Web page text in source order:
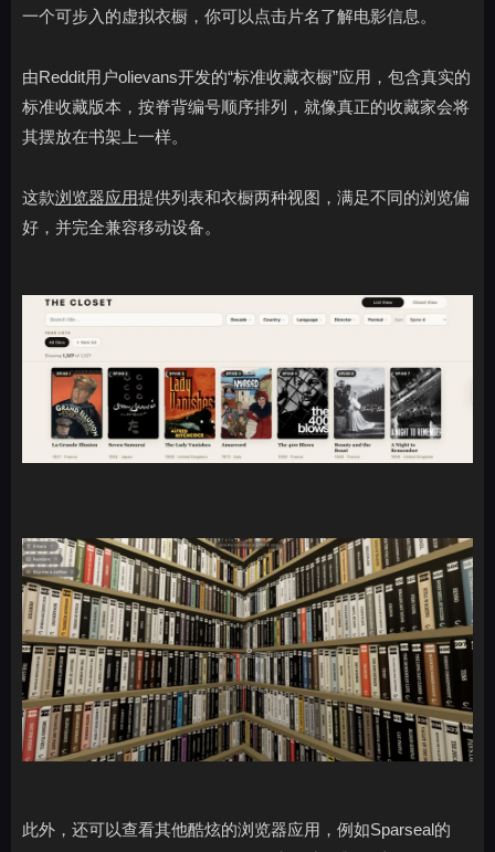
一个可步入的虚拟衣橱，你可以点击片名了解电影信息。
由Reddit用户olievans开发的“标准收藏衣橱”应用，包含真实的
标准收藏版本，按脊背编号顺序排列，就像真正的收藏家会将
其摆放在书架上一样。
这款浏览器应用提供列表和衣橱两种视图，满足不同的浏览偏
好，并完全兼容移动设备。
此外，还可以查看其他酷炫的浏览器应用，例如Sparseal的